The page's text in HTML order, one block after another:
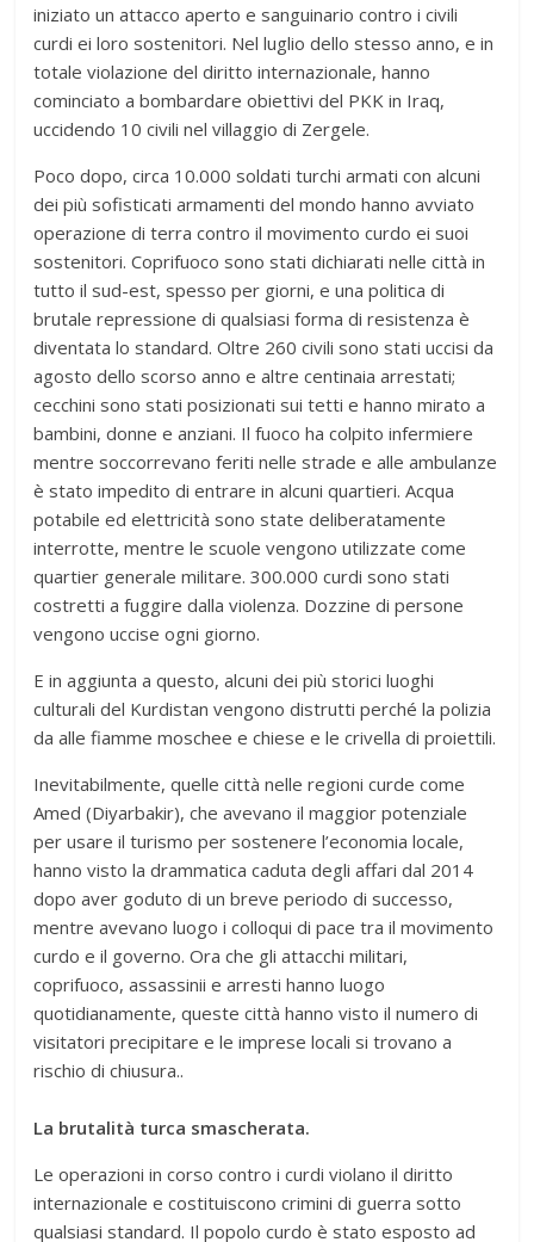
iniziato un attacco aperto e sanguinario contro i civili
curdi ei loro sostenitori. Nel luglio dello stesso anno, e in
totale violazione del diritto internazionale, hanno
cominciato a bombardare obiettivi del PKK in Iraq,
uccidendo 10 civili nel villaggio di Zergele.
Poco dopo, circa 10.000 soldati turchi armati con alcuni
dei più sofisticati armamenti del mondo hanno avviato
operazione di terra contro il movimento curdo ei suoi
sostenitori. Coprifuoco sono stati dichiarati nelle città in
tutto il sud-est, spesso per giorni, e una politica di
brutale repressione di qualsiasi forma di resistenza è
diventata lo standard. Oltre 260 civili sono stati uccisi da
agosto dello scorso anno e altre centinaia arrestati;
cecchini sono stati posizionati sui tetti e hanno mirato a
bambini, donne e anziani. Il fuoco ha colpito infermiere
mentre soccorrevano feriti nelle strade e alle ambulanze
è stato impedito di entrare in alcuni quartieri. Acqua
potabile ed elettricità sono state deliberatamente
interrotte, mentre le scuole vengono utilizzate come
quartier generale militare. 300.000 curdi sono stati
costretti a fuggire dalla violenza. Dozzine di persone
vengono uccise ogni giorno.
E in aggiunta a questo, alcuni dei più storici luoghi
culturali del Kurdistan vengono distrutti perché la polizia
da alle fiamme moschee e chiese e le crivella di proiettili.
Inevitabilmente, quelle città nelle regioni curde come
Amed (Diyarbakir), che avevano il maggior potenziale
per usare il turismo per sostenere l’economia locale,
hanno visto la drammatica caduta degli affari dal 2014
dopo aver goduto di un breve periodo di successo,
mentre avevano luogo i colloqui di pace tra il movimento
curdo e il governo. Ora che gli attacchi militari,
coprifuoco, assassinii e arresti hanno luogo
quotidianamente, queste città hanno visto il numero di
visitatori precipitare e le imprese locali si trovano a
rischio di chiusura..
La brutalità turca smascherata.
Le operazioni in corso contro i curdi violano il diritto
internazionale e costituiscono crimini di guerra sotto
qualsiasi standard. Il popolo curdo è stato esposto ad